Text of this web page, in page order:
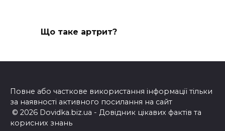
Що таке артрит?
Повне або часткове використання інформації тільки
за наявності активного посилання на сайт
© 2026 Dovidka.biz.ua - Довідник цікавих фактів та
корисних знань